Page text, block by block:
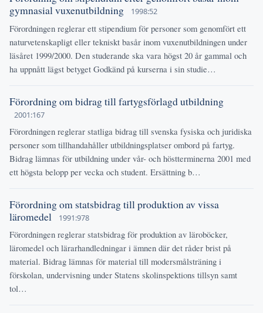
gymnasial vuxenutbildning
1998:52
Förordningen reglerar ett stipendium för personer som genomfört ett
naturvetenskapligt eller tekniskt basår inom vuxenutbildningen under
läsåret 1999/2000. Den studerande ska vara högst 20 år gammal och
ha uppnått lägst betyget Godkänd på kurserna i sin studie…
Förordning om bidrag till fartygsförlagd utbildning
2001:167
Förordningen reglerar statliga bidrag till svenska fysiska och juridiska
personer som tillhandahåller utbildningsplatser ombord på fartyg.
Bidrag lämnas för utbildning under vår- och höstterminerna 2001 med
ett högsta belopp per vecka och student. Ersättning b…
Förordning om statsbidrag till produktion av vissa
läromedel
1991:978
Förordningen reglerar statsbidrag för produktion av läroböcker,
läromedel och lärarhandledningar i ämnen där det råder brist på
material. Bidrag lämnas för material till modersmålsträning i
förskolan, undervisning under Statens skolinspektions tillsyn samt
tol…